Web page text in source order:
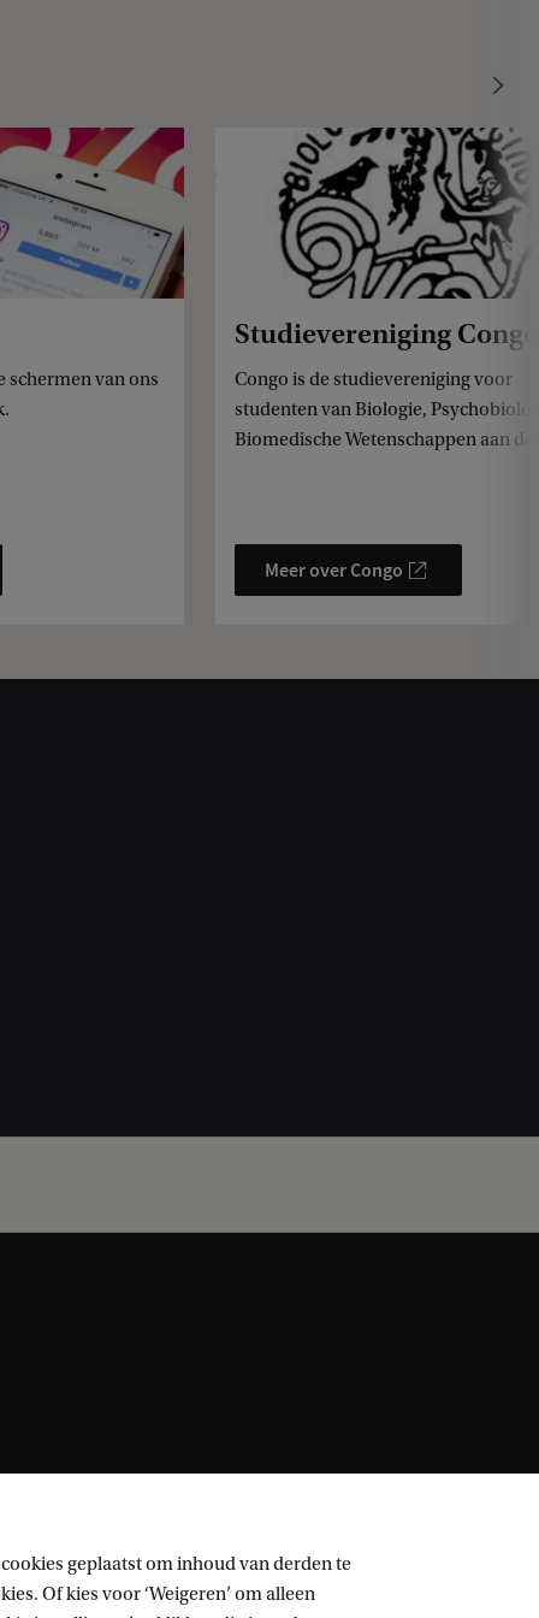
schermen van ons
Studievereniging Congo
Congo is de studievereniging voor
studenten van Biologie,
Biomedische Wetenschappen aan de
Meer over Congo
geplaatst om inhoud van derden te
Of kies voor ‘Weigeren’ om alleen